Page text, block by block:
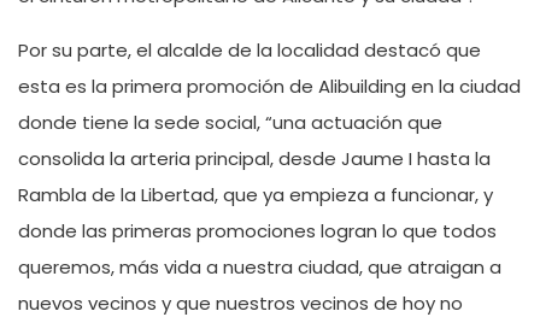
Por su parte, el alcalde de la localidad destacó que
esta es la primera promoción de Alibuilding en la ciudad
donde tiene la sede social, “una actuación que
consolida la arteria principal, desde Jaume I hasta la
Rambla de la Libertad, que ya empieza a funcionar, y
donde las primeras promociones logran lo que todos
queremos, más vida a nuestra ciudad, que atraigan a
nuevos vecinos y que nuestros vecinos de hoy no